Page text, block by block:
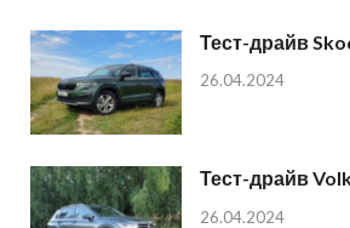
Тест-драйв
26.04.2024
Тест-драйв
26.04.2024